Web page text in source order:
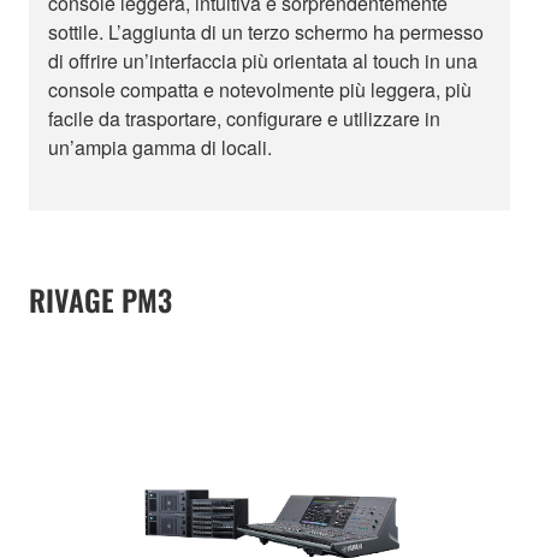
sottile. L’aggiunta di un terzo schermo ha permesso
di offrire un’interfaccia più orientata al touch in una
console compatta e notevolmente più leggera, più
facile da trasportare, configurare e utilizzare in
un’ampia gamma di locali.
RIVAGE PM3